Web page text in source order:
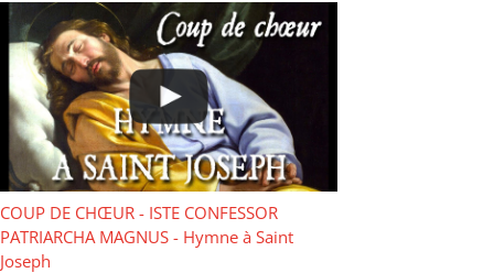
COUP DE CHŒUR - ISTE CONFESSOR
PATRIARCHA MAGNUS - Hymne à Saint
Joseph